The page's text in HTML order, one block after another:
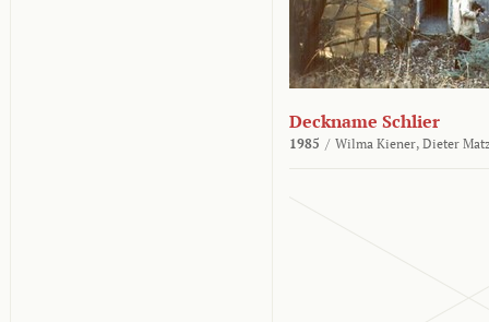
Deckname Schlier
1985 / Wilma Kiener, Dieter